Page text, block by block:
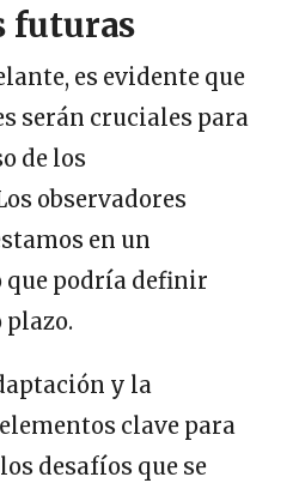
futuras
es evidente que
serán cruciales para
de los
observadores
en un
que podría definir
y la
clave para
desafíos que se